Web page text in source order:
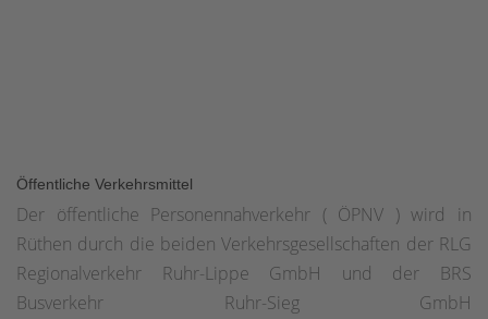
Öffentliche Verkehrsmittel
Der öffentliche Personennahverkehr ( ÖPNV ) wird in
Rüthen durch die beiden Verkehrsgesellschaften der RLG
Regionalverkehr Ruhr-Lippe GmbH und der BRS
Busverkehr Ruhr-Sieg GmbH